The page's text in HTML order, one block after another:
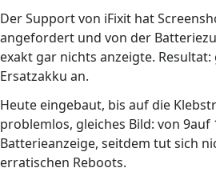
Der Support von iFixit hat
angefordert und von der
exakt gar nichts anzeigte.
Ersatzakku an.
Heute eingebaut, bis auf die
problemlos, gleiches Bild: von 9auf
Batterieanzeige, seitdem tut sich
erratischen Reboots.